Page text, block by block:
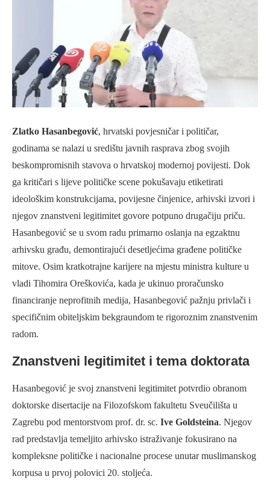
Zlatko Hasanbegović, hrvatski povjesničar i političar,
godinama se nalazi u središtu javnih rasprava zbog svojih
beskompromisnih stavova o hrvatskoj modernoj povijesti. Dok
ga kritičari s lijeve političke scene pokušavaju etiketirati
ideološkim konstrukcijama, povijesne činjenice, arhivski izvori i
njegov znanstveni legitimitet govore potpuno drugačiju priču.
Hasanbegović se u svom radu primarno oslanja na egzaktnu
arhivsku građu, demontirajući desetljećima građene političke
mitove. Osim kratkotrajne karijere na mjestu ministra kulture u
vladi Tihomira Oreškovića, kada je ukinuo proračunsko
financiranje neprofitnih medija, Hasanbegović pažnju privlači i
specifičnim obiteljskim bekgraundom te rigoroznim znanstvenim
radom.
Znanstveni legitimitet i tema doktorata
Hasanbegović je svoj znanstveni legitimitet potvrdio obranom
doktorske disertacije na Filozofskom fakultetu Sveučilišta u
Zagrebu pod mentorstvom prof. dr. sc. Ive Goldsteina. Njegov
rad predstavlja temeljito arhivsko istraživanje fokusirano na
kompleksne političke i nacionalne procese unutar muslimanskog
korpusa u prvoj polovici 20. stoljeća.